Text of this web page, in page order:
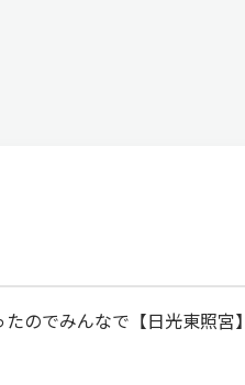
のでみんなで【日光東照宮